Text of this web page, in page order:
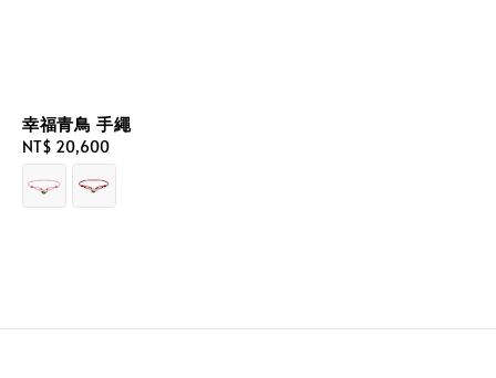
幸福青鳥 手繩
Regular
price
NT$ 20,600